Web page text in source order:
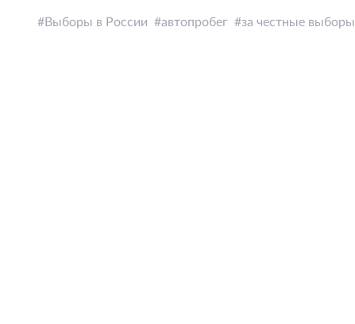
Выборы в России автопробег за честные выборы